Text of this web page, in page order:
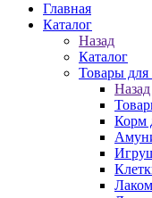
Главная
Каталог
Назад
Каталог
Товары для
Назад
Корм